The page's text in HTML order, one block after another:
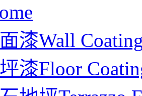
漆Wall
漆Floor